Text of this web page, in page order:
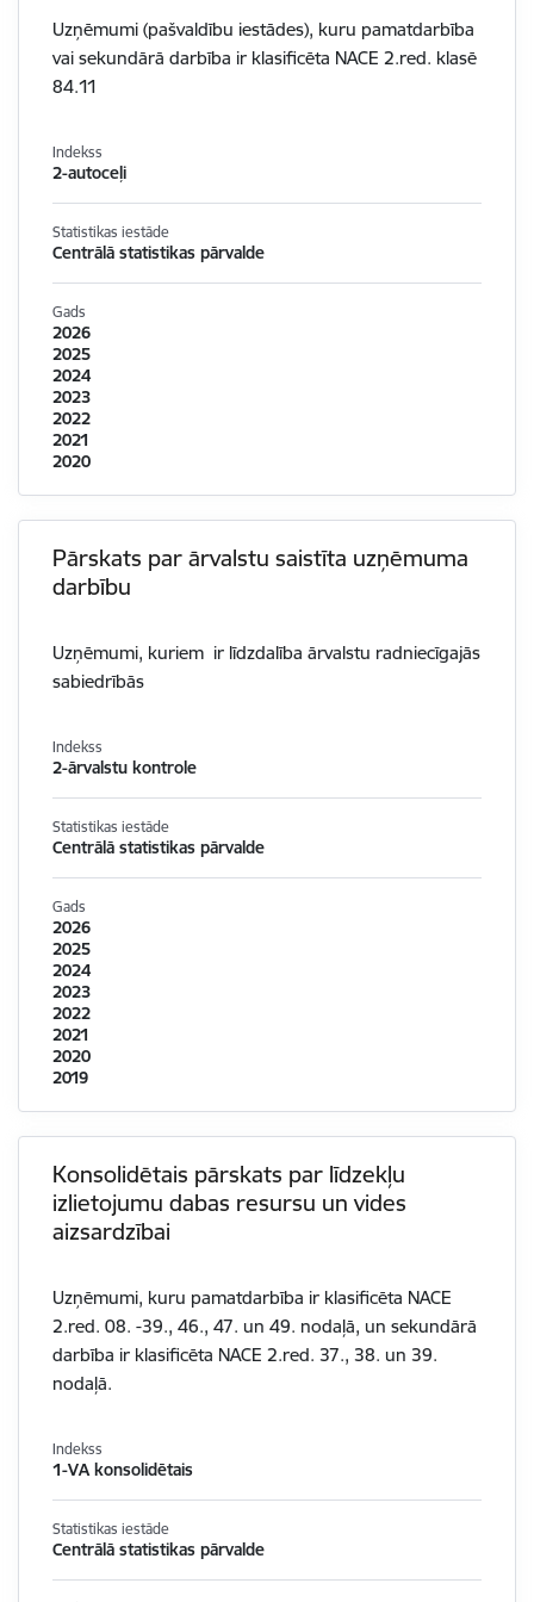
Uzņēmumi (pašvaldību iestādes), kuru pamatdarbība
vai sekundārā darbība ir klasificēta NACE 2.red. klasē
84.11
Indekss
2-autoceļi
Statistikas iestāde
Centrālā statistikas pārvalde
Gads
2026
2025
2024
2023
2022
2021
2020
Pārskats par ārvalstu saistīta uzņēmuma
darbību
Uzņēmumi, kuriem ir līdzdalība ārvalstu radniecīgajās
sabiedrībās
Indekss
2-ārvalstu kontrole
Statistikas iestāde
Centrālā statistikas pārvalde
Gads
2026
2025
2024
2023
2022
2021
2020
2019
Konsolidētais pārskats par līdzekļu
izlietojumu dabas resursu un vides
aizsardzībai
Uzņēmumi, kuru pamatdarbība ir klasificēta NACE
2.red. 08. -39., 46., 47. un 49. nodaļā, un sekundārā
darbība ir klasificēta NACE 2.red. 37., 38. un 39.
nodaļā.
Indekss
1-VA konsolidētais
Statistikas iestāde
Centrālā statistikas pārvalde